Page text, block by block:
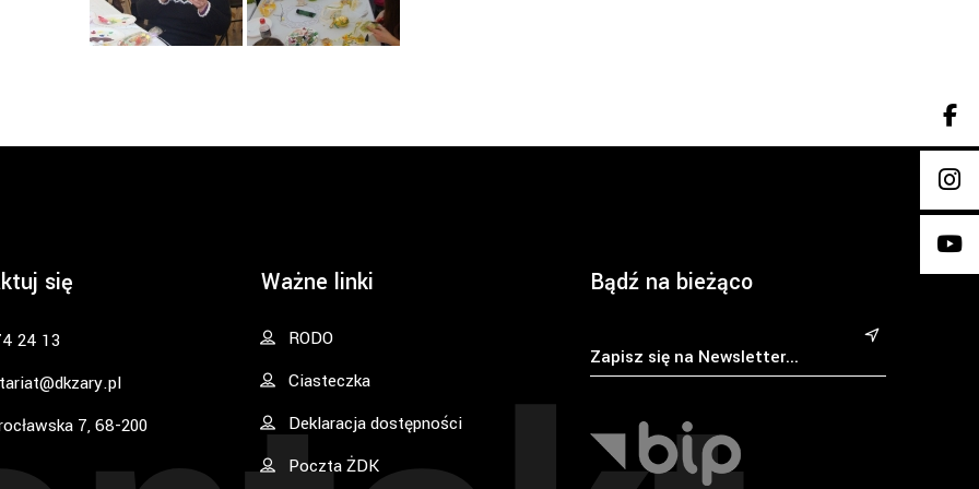
się
24 13
7, 68-200
Ważne linki
RODO
Ciasteczka
Deklaracja dostępności
Poczta ŻDK
Bądź na bieżąco
&